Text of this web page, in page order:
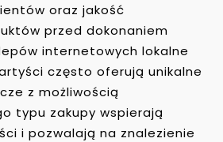
oraz jakość
przed dokonaniem
internetowych lokalne
często oferują unikalne
z możliwością
typu zakupy wspierają
i pozwalają na znalezienie